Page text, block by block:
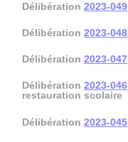
Délibération2023-049
Délibération2023-048
Délibération2023-047
Délibération2023-046
restauration scolaire
Délibération2023-045